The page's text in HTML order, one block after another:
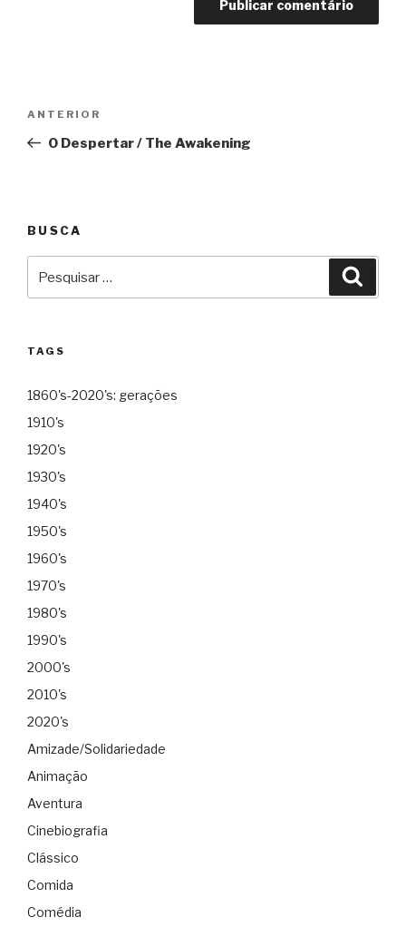
Post
Anterior
ANTERIOR
O Despertar / The Awakening
BUSCA
por:
TAGS
1860's-2020's: gerações
1910's
1920's
1930's
1940's
1950's
1960's
1970's
1980's
1990's
2000's
2010's
2020's
Amizade/Solidariedade
Animação
Aventura
Cinebiografia
Clássico
Comida
Comédia